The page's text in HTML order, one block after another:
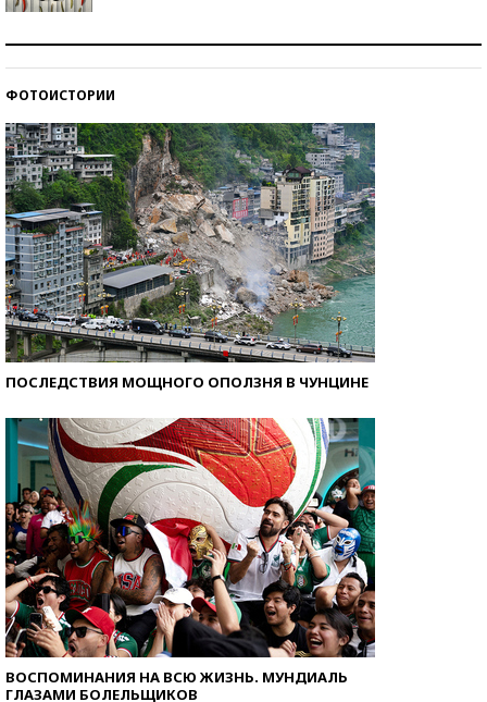
ФОТОИСТОРИИ
ПОСЛЕДСТВИЯ МОЩНОГО ОПОЛЗНЯ В ЧУНЦИНЕ
ВОСПОМИНАНИЯ НА ВСЮ ЖИЗНЬ. МУНДИАЛЬ
ГЛАЗАМИ БОЛЕЛЬЩИКОВ